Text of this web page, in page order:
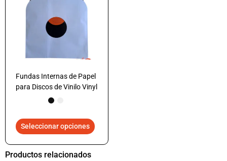
Fundas Internas de Papel
para Discos de Vinilo Vinyl
Seleccionar opciones
Productos relacionados